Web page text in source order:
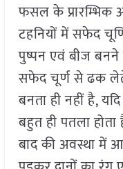
फसल के प्रारम्भिक
टहनियों में सफेद
पुष्पन एवं बीज बनने
सफेद चूर्ण से ढक लेते
बनता ही नहीं है,
बहुत ही पतला
बाद की अवस्था में